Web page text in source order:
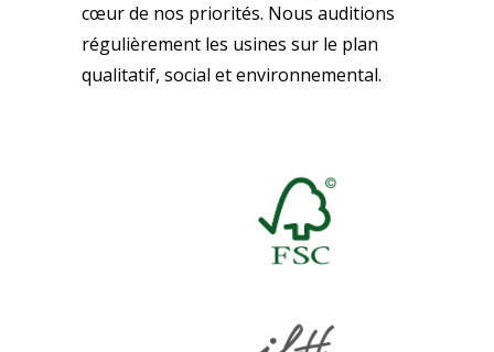
cœur de nos priorités. Nous auditions
régulièrement les usines sur le plan
qualitatif, social et environnemental.